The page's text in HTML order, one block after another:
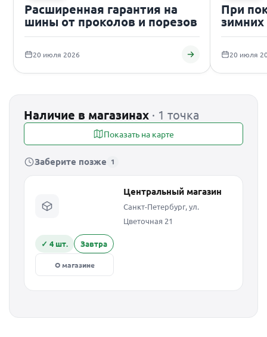
Расширенная гарантия на
шины от проколов и порезов
20 июля 2026
При
20 июля
Наличие в магазинах · 1 точка
Показать на карте
Заберите позже 1
Центральный магазин
Санкт-Петербург, ул.
Цветочная 21
✓ 4 шт. Завтра
О магазине